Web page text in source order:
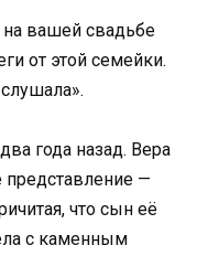
вашей свадьбе
от этой семейки.
года назад. Вера
представление —
что сын её
с каменным